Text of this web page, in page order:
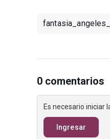
0 comentarios
Es necesario iniciar
Ingresar